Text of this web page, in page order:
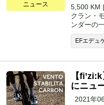
ニュース
5,500 KM
クラン・
ンダーの
EFエデュ
【
にニュ
2021年